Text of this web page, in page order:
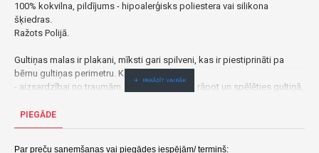
100% kokvilna, pildījums - hipoalerģisks poliestera vai silikona
šķiedras.
Ražots Polijā.
Gultiņas malas ir plakani, mīksti gari spilveni, kas ir piestiprināti pa
bērnu gultiņas perimetru. Kam tie paredzēti:
- aizsardzībai no traumām. Kad mazulis sāk rāpot un spēlēties gultiņā,
sānos esošajām restēm un sagādāt sev sāpes. Buferi pasargā no
šādiem gadījumiem;
PIEGĀDE
Par preču saņemšanas vai piegādes iespējām/ termiņš: